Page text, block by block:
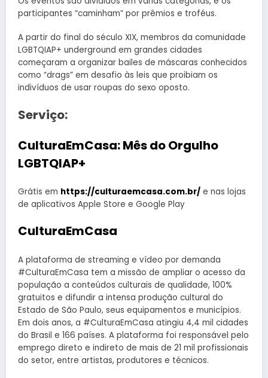
participantes “caminham” por prêmios e troféus.
A partir do final do século XIX, membros da comunidade
LGBTQIAP+ underground em grandes cidades
começaram a organizar bailes de máscaras conhecidos
como “drags” em desafio às leis que proibiam os
indivíduos de usar roupas do sexo oposto.
Serviço:
CulturaEmCasa: Mês do Orgulho
LGBTQIAP+
Grátis em https://culturaemcasa.com.br/ e nas lojas
de aplicativos Apple Store e Google Play
CulturaEmCasa
A plataforma de streaming e vídeo por demanda
#CulturaEmCasa tem a missão de ampliar o acesso da
população a conteúdos culturais de qualidade, 100%
gratuitos e difundir a intensa produção cultural do
Estado de São Paulo, seus equipamentos e municípios.
Em dois anos, a #CulturaEmCasa atingiu 4,4 mil cidades
do Brasil e 166 países. A plataforma foi responsável pelo
emprego direto e indireto de mais de 21 mil profissionais
do setor, entre artistas, produtores e técnicos.